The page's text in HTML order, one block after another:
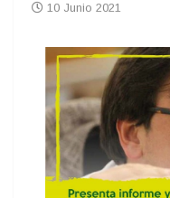
10 Junio 2021